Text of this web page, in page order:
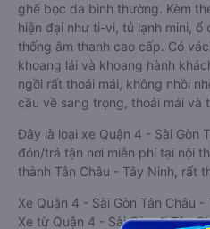
ghế bọc da bình thường. Kèm
hiện đại như ti-vi, tủ lạnh mini, ổ
thống âm thanh cao cấp. Có
khoang lái và khoang hành
ngồi rất thoải mái, không nhồi
cầu về sang trọng, thoải mái và
Đây là loại xe Quận 4 - Sài Gòn
đón/trả tận nơi miễn phí tại nội
thành Tân Châu - Tây Ninh, rất
Xe Quận 4 - Sài Gòn Tân Châu
Xe từ Quận 4 - Sài Gòn đi Tân